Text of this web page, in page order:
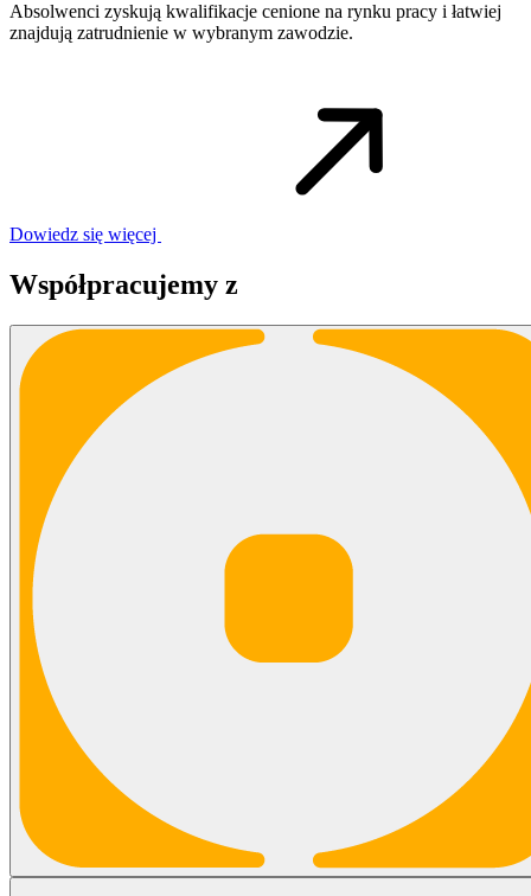
Absolwenci zyskują kwalifikacje cenione na rynku pracy i łatwiej
znajdują zatrudnienie w wybranym zawodzie.
Dowiedz się więcej
Współpracujemy z